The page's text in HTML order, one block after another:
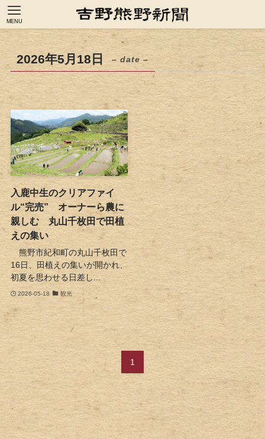
MENU
2026年5月18日 – date –
入鹿中生のクリアファイ
ル“完売” オーナーら農に
親しむ 丸山千枚田で田植
えの集い
熊野市紀和町の丸山千枚田で
16日、田植えの集いが開かれ、
初夏を思わせる日差し...
2026-05-18 観光
1